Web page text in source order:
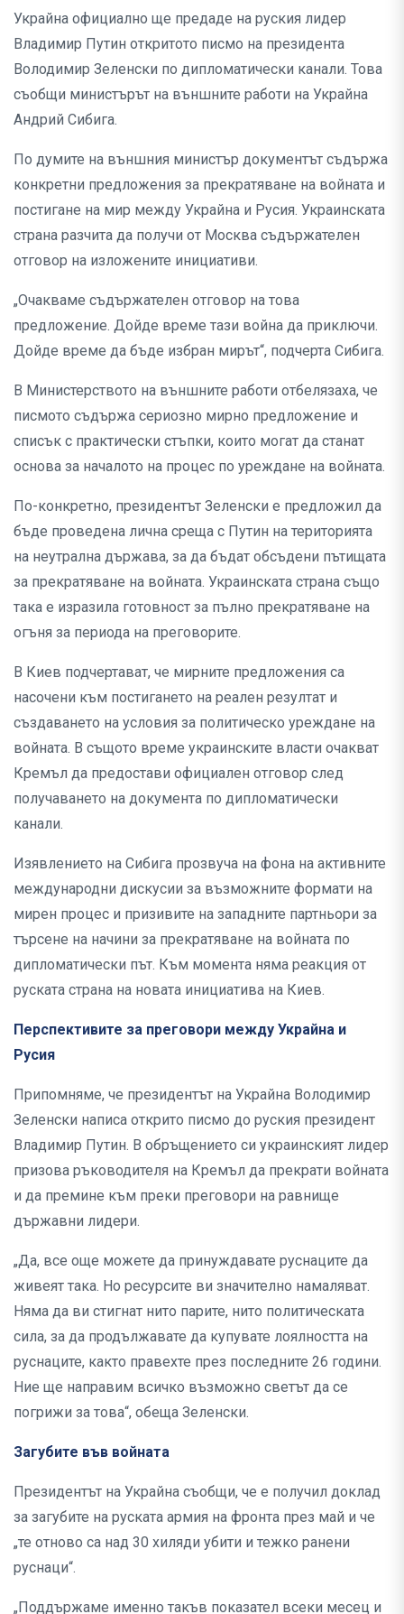
Украйна официално ще предаде на руския лидер
Владимир Путин откритото писмо на президента
Володимир Зеленски по дипломатически канали. Това
съобщи министърът на външните работи на Украйна
Андрий Сибига.
По думите на външния министър документът съдържа
конкретни предложения за прекратяване на войната и
постигане на мир между Украйна и Русия. Украинската
страна разчита да получи от Москва съдържателен
отговор на изложените инициативи.
„Очакваме съдържателен отговор на това
предложение. Дойде време тази война да приключи.
Дойде време да бъде избран мирът“, подчерта Сибига.
В Министерството на външните работи отбелязаха, че
писмото съдържа сериозно мирно предложение и
списък с практически стъпки, които могат да станат
основа за началото на процес по уреждане на войната.
По-конкретно, президентът Зеленски е предложил да
бъде проведена лична среща с Путин на територията
на неутрална държава, за да бъдат обсъдени пътищата
за прекратяване на войната. Украинската страна също
така е изразила готовност за пълно прекратяване на
огъня за периода на преговорите.
В Киев подчертават, че мирните предложения са
насочени към постигането на реален резултат и
създаването на условия за политическо уреждане на
войната. В същото време украинските власти очакват
Кремъл да предостави официален отговор след
получаването на документа по дипломатически
канали.
Изявлението на Сибига прозвуча на фона на активните
международни дискусии за възможните формати на
мирен процес и призивите на западните партньори за
търсене на начини за прекратяване на войната по
дипломатически път. Към момента няма реакция от
руската страна на новата инициатива на Киев.
Перспективите за преговори между Украйна и
Русия
Припомняме, че президентът на Украйна Володимир
Зеленски написа открито писмо до руския президент
Владимир Путин. В обръщението си украинският лидер
призова ръководителя на Кремъл да прекрати войната
и да премине към преки преговори на равнище
държавни лидери.
„Да, все още можете да принуждавате руснаците да
живеят така. Но ресурсите ви значително намаляват.
Няма да ви стигнат нито парите, нито политическата
сила, за да продължавате да купувате лоялността на
руснаците, както правехте през последните 26 години.
Ние ще направим всичко възможно светът да се
погрижи за това“, обеща Зеленски.
Загубите във войната
Президентът на Украйна съобщи, че е получил доклад
за загубите на руската армия на фронта през май и че
„те отново са над 30 хиляди убити и тежко ранени
руснаци“.
„Поддържаме именно такъв показател всеки месец и